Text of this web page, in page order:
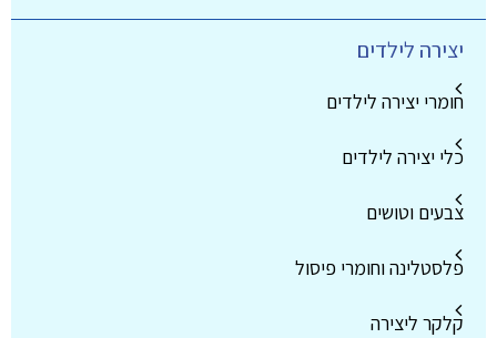
יצירה לילדים
חומרי יצירה לילדים
כלי יצירה לילדים
צבעים וטושים
פלסטלינה וחומרי פיסול
קלקר ליצירה